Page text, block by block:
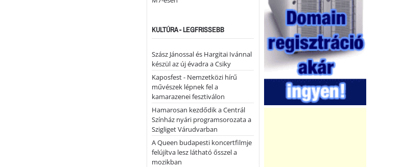
KULTÚRA - LEGFRISSEBB
Szász Jánossal és Hargitai Ivánnal
készül az új évadra a Csiky
Kaposfest - Nemzetközi hírű
művészek lépnek fel a
kamarazenei fesztiválon
Hamarosan kezdődik a Centrál
Színház nyári programsorozata a
Szigliget Várudvarban
A Queen budapesti koncertfilmje
felújítva lesz látható ősszel a
mozikban